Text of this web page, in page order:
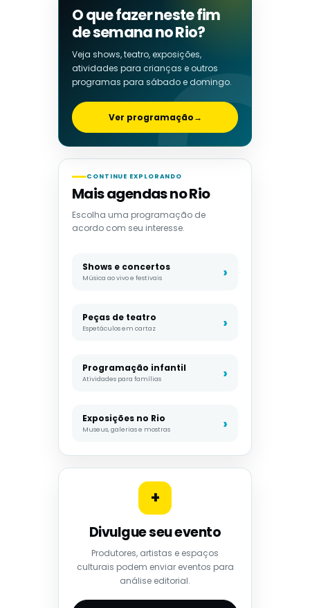
O que fazer neste fim
de semana no Rio?
Veja shows, teatro, exposições,
atividades para crianças e outros
programas para sábado e domingo.
Ver programação→
CONTINUE EXPLORANDO
Mais agendas no Rio
Escolha uma programação de
acordo com seu interesse.
Shows e concertos
Música ao vivo e festivais
Peças de teatro
Espetáculos em cartaz
Programação infantil
Atividades para famílias
Exposições no Rio
Museus, galerias e mostras
+
Divulgue seu evento
Produtores, artistas e espaços
culturais podem enviar eventos para
análise editorial.